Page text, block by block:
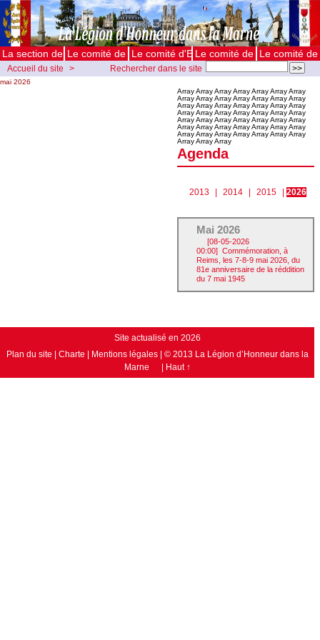
La section de la MarneLe comité de ChâlonsLe comité d'EpernayLe comité de ReimsLe comité de
Rechercher dans le site
Accueil du site
>
Agenda
mai 2026
Array Array Array Array Array Array Array
Array Array Array Array Array Array Array
Array Array Array Array Array Array Array
Array Array Array Array Array Array Array
Array Array Array Array Array Array Array
Array Array Array Array Array Array Array
Array Array Array Array Array Array Array
Array Array Array
Agenda
2013 2014 2015 2026
Mai 2026
[08-05-2026
00:00] Commémoration, à
Reims, les 7-8-9 mai 2026, du
81e anniversaire de la réddition
du 7 mai 1945
Site actualisé en 2026
Plan du site
Charte Mentions légales| © 2013 La Légion d’Honneur dans la
Marne
Haut ↑